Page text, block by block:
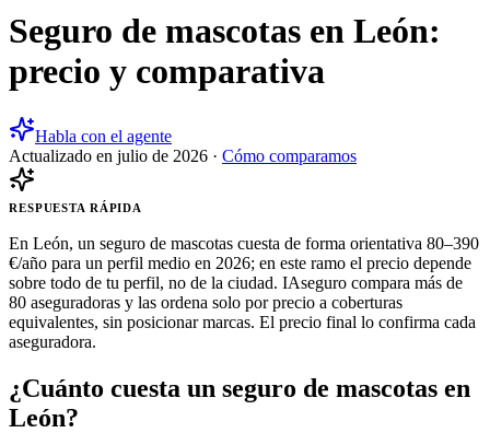
Seguro de mascotas en León:
precio y comparativa
Habla con el agente
Actualizado en julio de 2026 · Cómo comparamos
RESPUESTA RÁPIDA
En León, un seguro de mascotas cuesta de forma orientativa 80–390
€/año para un perfil medio en 2026; en este ramo el precio depende
sobre todo de tu perfil, no de la ciudad. IAseguro compara más de
80 aseguradoras y las ordena solo por precio a coberturas
equivalentes, sin posicionar marcas. El precio final lo confirma cada
aseguradora.
¿Cuánto cuesta un seguro de mascotas en
León?